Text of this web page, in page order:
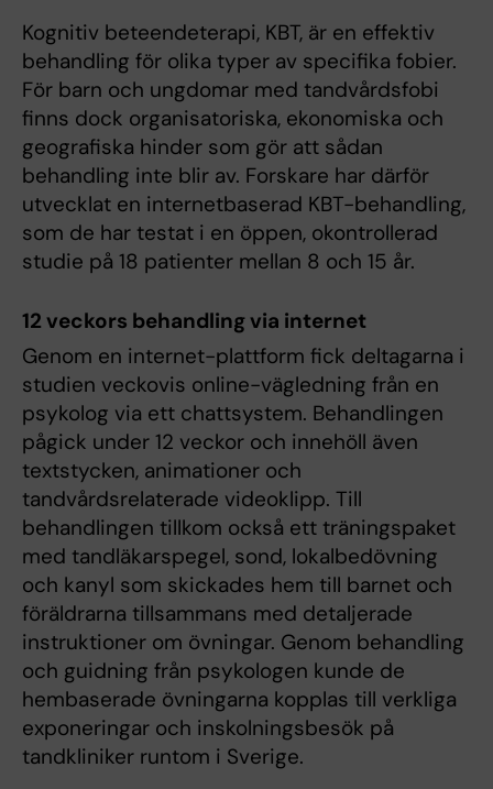
Kognitiv beteendeterapi, KBT, är en effektiv
behandling för olika typer av specifika fobier.
För barn och ungdomar med tandvårdsfobi
finns dock organisatoriska, ekonomiska och
geografiska hinder som gör att sådan
behandling inte blir av. Forskare har därför
utvecklat en internetbaserad KBT-behandling,
som de har testat i en öppen, okontrollerad
studie på 18 patienter mellan 8 och 15 år.
12 veckors behandling via internet
Genom en internet-plattform fick deltagarna i
studien veckovis online-vägledning från en
psykolog via ett chattsystem. Behandlingen
pågick under 12 veckor och innehöll även
textstycken, animationer och
tandvårdsrelaterade videoklipp. Till
behandlingen tillkom också ett träningspaket
med tandläkarspegel, sond, lokalbedövning
och kanyl som skickades hem till barnet och
föräldrarna tillsammans med detaljerade
instruktioner om övningar. Genom behandling
och guidning från psykologen kunde de
hembaserade övningarna kopplas till verkliga
exponeringar och inskolningsbesök på
tandkliniker runtom i Sverige.